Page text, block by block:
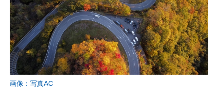
ちょっと気になるネットの話題
画像：写真AC